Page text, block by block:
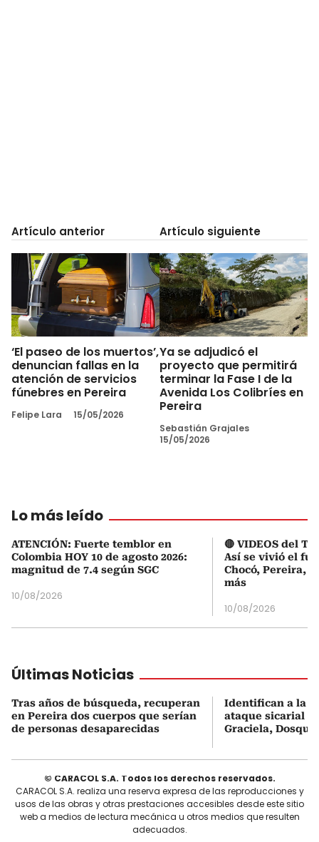
Artículo anterior
‘El paseo de los muertos’,
denuncian fallas en la
atención de servicios
fúnebres en Pereira
Felipe Lara 15/05/2026
Artículo siguiente
Ya se adjudicó el
proyecto que permitirá
terminar la Fase I de la
Avenida Los Colibríes en
Pereira
Sebastián Grajales
15/05/2026
Lo más leído
ATENCIÓN: Fuerte temblor en
Colombia HOY 10 de agosto 2026:
magnitud de 7.4 según SGC
10/08/2026
🔴 VIDEOS del
Así se vivió el
Chocó, Pereira,
más
10/08/2026
Últimas Noticias
Tras años de búsqueda, recuperan
en Pereira dos cuerpos que serían
de personas desaparecidas
Identifican a la
ataque sicarial
Graciela,
© CARACOL S.A. Todos los derechos reservados.
CARACOL S.A. realiza una reserva expresa de las reproducciones y
usos de las obras y otras prestaciones accesibles desde este sitio
web a medios de lectura mecánica u otros medios que resulten
adecuados.